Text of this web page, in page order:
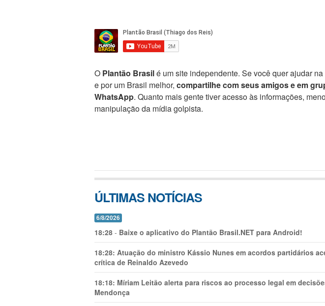
O Plantão Brasilé um site independente. Se você quer ajudar
e por um Brasil melhor, compartilhe com seus amigos e em
WhatsApp. Quanto mais gente tiver acesso às informações,
manipulação da mídia golpista.
ÚLTIMAS NOTÍCIAS
6/8/2026
18:28 - Baixe o aplicativo do Plantão Brasil.NET para Android!
18:28: Atuação do ministro Kássio Nunes em acordos partidários
crítica de Reinaldo Azevedo
18:18: Míriam Leitão alerta para riscos ao processo legal em
Mendonça